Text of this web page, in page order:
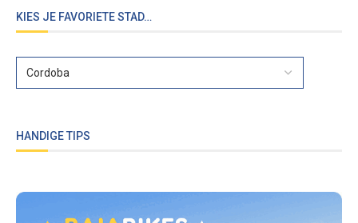
KIES JE FAVORIETE STAD…
HANDIGE TIPS